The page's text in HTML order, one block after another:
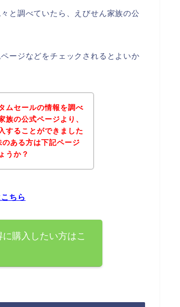
と調べていたら、えびせん家族の公
ージなどをチェックされるとよいか
ムセールの情報を調べ
族の公式ページより、
することができました
ある方は下記ページ
うか？
ちら
購入したい方はこ